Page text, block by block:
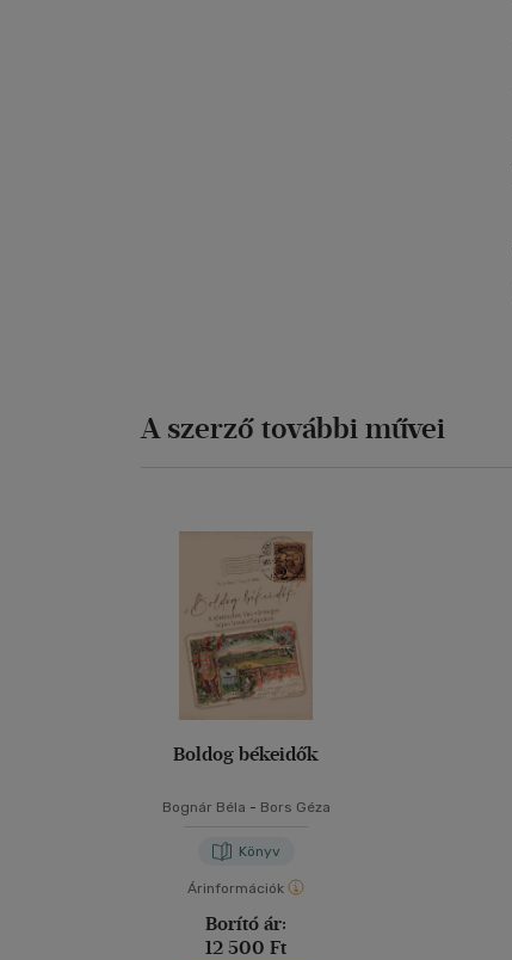
A szerző további művei
Boldog békeidők
Bognár Béla - Bors Géza
Könyv
Árinformációk
Borító ár:
12 500 Ft